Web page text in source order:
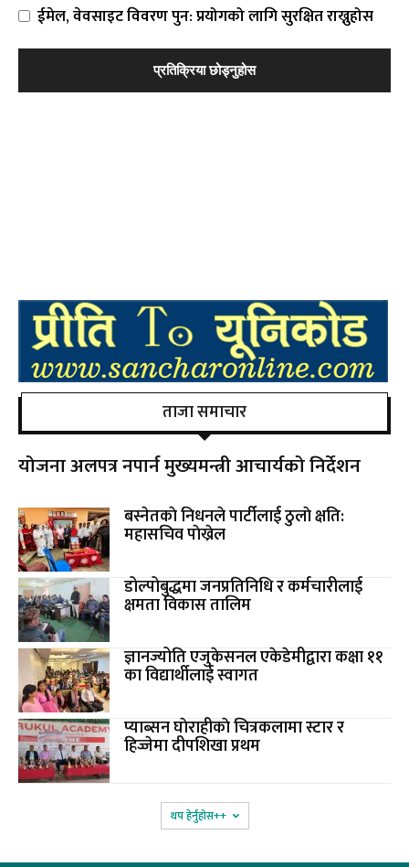
ईमेल, वेवसाइट विवरण पुन: प्रयोगको लागि सुरक्षित राख्नुहोस
ताजा समाचार
योजना अलपत्र नपार्न मुख्यमन्त्री आचार्यको निर्देशन
बस्नेतकाे निधनले पार्टीलाई ठुलाे क्षति:
महासचिव पाेख्रेल
डोल्पोबुद्धमा जनप्रतिनिधि र कर्मचारीलाई
क्षमता विकास तालिम
ज्ञानज्योति एजुकेसनल एकेडेमीद्वारा कक्षा ११
का विद्यार्थीलाई स्वागत
प्याब्सन घाेराहीकाे चित्रकलामा स्टार र
हिज्जेमा दीपशिखा प्रथम
थप हेर्नुहोस‌++